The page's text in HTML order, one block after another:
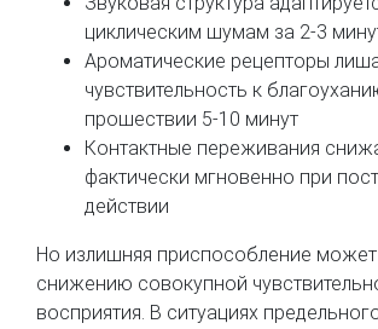
циклическим шумам за 2-3
Ароматические рецепторы
чувствительность к
прошествии 5-10 минут
Контактные переживания
фактически мгновенно при
действии
Но излишняя приспособление может
снижению совокупной
восприятия. В ситуациях